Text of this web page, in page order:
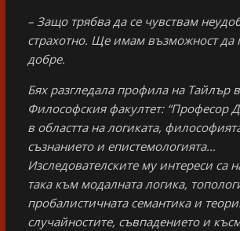
– Защо трябва да се чувствам
страхотно. Ще имам възможност да
добре.
Бях разгледала профила на Тайлър
Философския факултет: “Професор
в областта на логиката,
съзнанието и епистемологията…
Изследователските му интереси са
така към модалната логика,
пробалистичната семантика и
случайностите, съвпадението и